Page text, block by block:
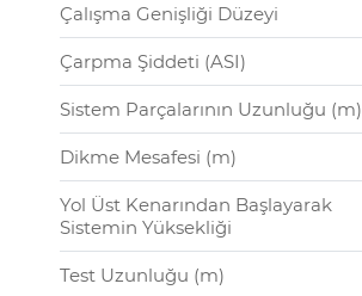
Çalışma Genişliği Düzeyi
Çarpma Şiddeti (ASI)
Sistem Parçalarının Uzunluğu (m)
Dikme Mesafesi (m)
Yol Üst Kenarından Başlayarak
Sistemin Yüksekliği
Test Uzunluğu (m)